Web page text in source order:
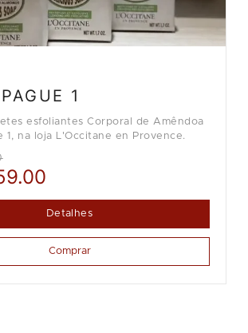
1
esfoliantes Corporal de Amêndoa
1, na loja L'Occitane en Provence.
Detalhes
Comprar